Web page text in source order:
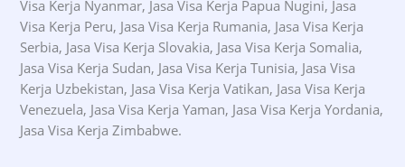
Visa Kerja Nyanmar, Jasa Visa Kerja Papua Nugini, Jasa
Visa Kerja Peru, Jasa Visa Kerja Rumania, Jasa Visa Kerja
Serbia, Jasa Visa Kerja Slovakia, Jasa Visa Kerja Somalia,
Jasa Visa Kerja Sudan, Jasa Visa Kerja Tunisia, Jasa Visa
Kerja Uzbekistan, Jasa Visa Kerja Vatikan, Jasa Visa Kerja
Venezuela, Jasa Visa Kerja Yaman, Jasa Visa Kerja Yordania,
Jasa Visa Kerja Zimbabwe.